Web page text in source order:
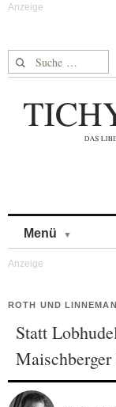
Suche nach:
Menü
ROTH UND
Statt